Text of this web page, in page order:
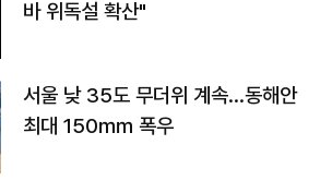
바 위독설 확산"
서울 낮 35도 무더위 계속…동해안
최대 150㎜ 폭우